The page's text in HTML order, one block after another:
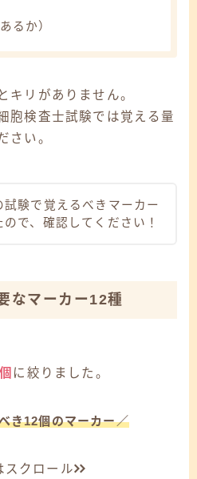
るか）
キリがありません。
胞検査士試験では覚える量
さい。
試験で覚えるべきマーカー
ので、確認してください！
なマーカー12種
に絞りました。
き12個のマーカー／
スクロール